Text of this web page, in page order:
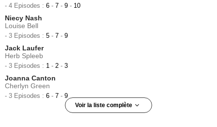
- 4 Episodes : 6 - 7 - 9 - 10
Niecy Nash
Louise Bell
- 3 Episodes : 5 - 7 - 9
Jack Laufer
Herb Spleeb
- 3 Episodes : 1 - 2 - 3
Joanna Canton
Cherlyn Green
- 3 Episodes : 6 - 7 - 9
Voir la liste complète